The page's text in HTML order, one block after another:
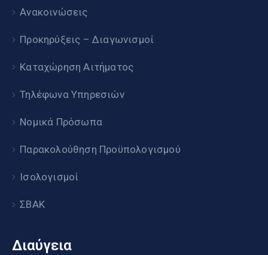
Ανακοινώσεις
Προκηρύξεις – Διαγωνισμοί
Καταχώρηση Αιτήματος
Τηλέφωνα Υπηρεσιών
Νομικά Πρόσωπα
Παρακολούθηση Προϋπολογισμού
Ισολογισμοί
ΣΒΑΚ
Διαύγεια